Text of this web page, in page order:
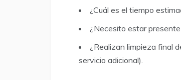
¿Cuál es el tiempo
¿Necesito estar
¿Realizan limpieza final
servicio adicional).